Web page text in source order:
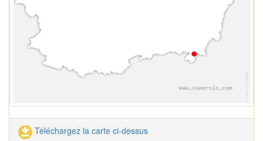
Téléchargez la carte ci-dessus